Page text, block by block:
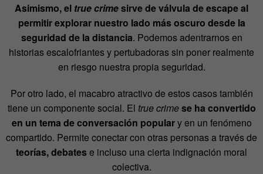
Asimismo, el true crimesirve de válvula de escape al
permitir explorar nuestro lado más oscuro desde la
seguridad de la distancia. Podemos adentrarnos en
historias escalofriantes y pertubadoras sin poner realmente
en riesgo nuestra propia seguridad.
Por otro lado, el macabro atractivo de estos casos también
tiene un componente social. El true crimese ha convertido
en un tema de conversación populary en un fenómeno
compartido. Permite conectar con otras personas a través de
teorías, debatese incluso una cierta indignación moral
colectiva.